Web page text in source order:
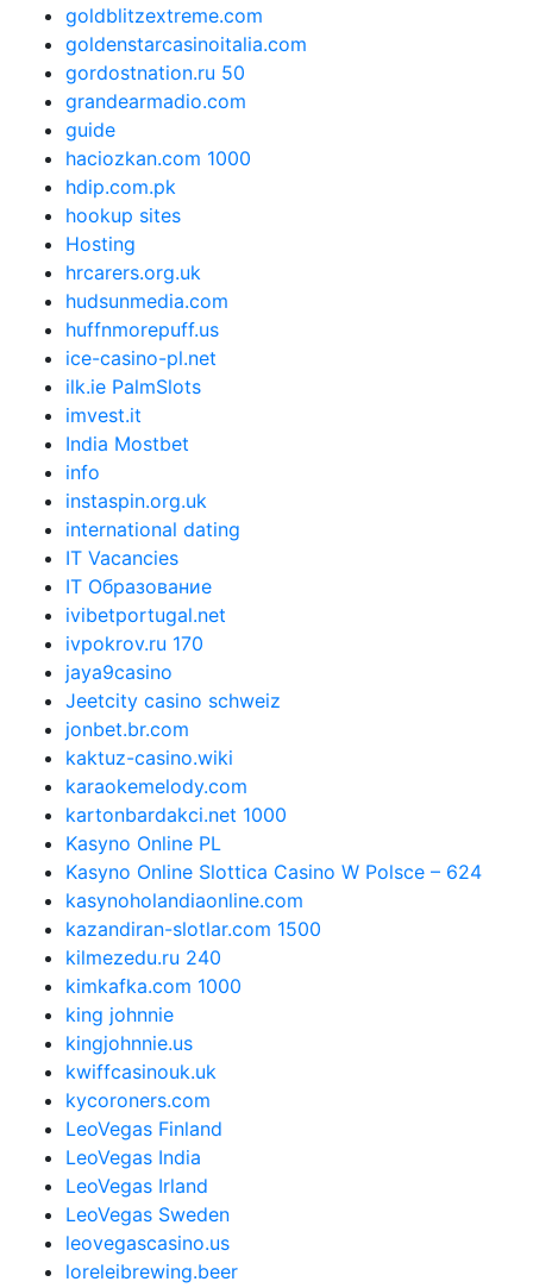
goldblitzextreme.com
goldenstarcasinoitalia.com
gordostnation.ru 50
grandearmadio.com
guide
haciozkan.com 1000
hdip.com.pk
hookup sites
Hosting
hrcarers.org.uk
hudsunmedia.com
huffnmorepuff.us
ice-casino-pl.net
ilk.ie PalmSlots
imvest.it
India Mostbet
info
instaspin.org.uk
international dating
IT Vacancies
IT Образование
ivibetportugal.net
ivpokrov.ru 170
jaya9casino
Jeetcity casino schweiz
jonbet.br.com
kaktuz-casino.wiki
karaokemelody.com
kartonbardakci.net 1000
Kasyno Online PL
Kasyno Online Slottica Casino W Polsce – 624
kasynoholandiaonline.com
kazandiran-slotlar.com 1500
kilmezedu.ru 240
kimkafka.com 1000
king johnnie
kingjohnnie.us
kwiffcasinouk.uk
kycoroners.com
LeoVegas Finland
LeoVegas India
LeoVegas Irland
LeoVegas Sweden
leovegascasino.us
loreleibrewing.beer